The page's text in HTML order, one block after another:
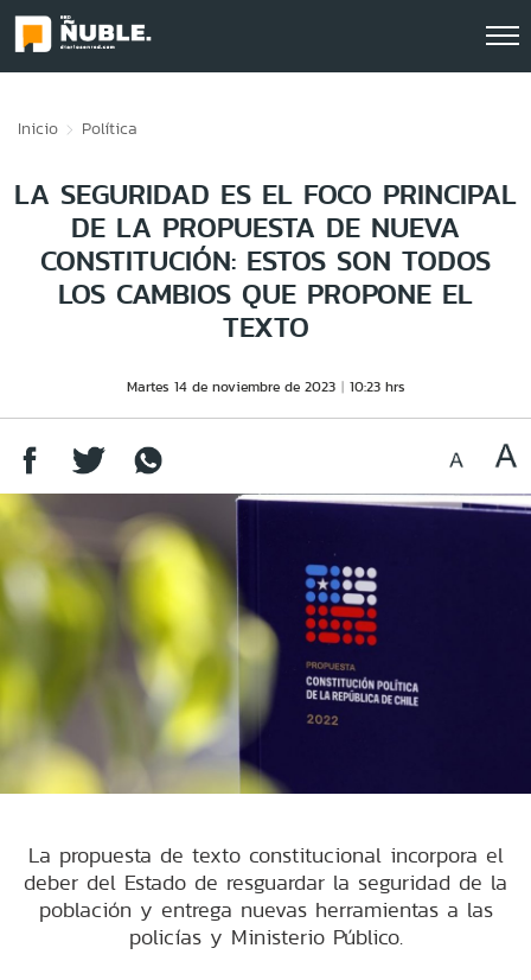
Inicio Política
LA SEGURIDAD ES EL FOCO PRINCIPAL
DE LA PROPUESTA DE NUEVA
CONSTITUCIÓN: ESTOS SON TODOS
LOS CAMBIOS QUE PROPONE EL
TEXTO
Martes 14 de noviembre de 2023 10:23 hrs
La propuesta de texto constitucional incorpora el
deber del Estado de resguardar la seguridad de la
población y entrega nuevas herramientas a las
policías y Ministerio Público.